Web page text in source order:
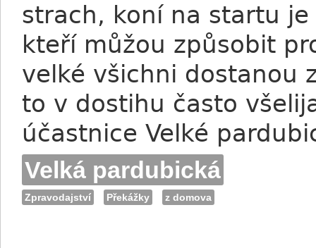
strach, koní na startu
kteří můžou způsobit
velké všichni dostanou
to v dostihu často
účastnice Velké
Velká pardubická
Zpravodajství Překážky z domova